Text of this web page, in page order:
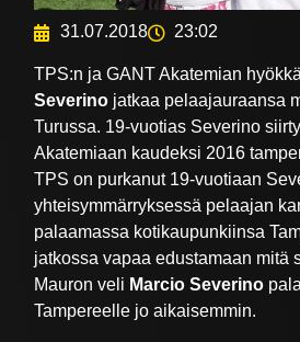
31.07.2018 23:02
TPS:n ja GANT Akatemian
Severino jatkaa pelaajauraansa
Turussa. 19-vuotias Severino
Akatemiaan kaudeksi 2016
TPS on purkanut 19-vuotiaan
yhteisymmärryksessä pelaajan
palaamassa kotikaupunkiinsa
jatkossa vapaa edustamaan mitä
Mauron veli Marcio Severino
Tampereelle jo aikaisemmin.